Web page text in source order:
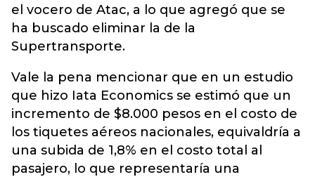
el vocero de Atac, a lo que agregó que se
ha buscado eliminar la de la
Supertransporte.
Vale la pena mencionar que en un estudio
que hizo Iata Economics se estimó que un
incremento de $8.000 pesos en el costo de
los tiquetes aéreos nacionales, equivaldría a
una subida de 1,8% en el costo total al
pasajero, lo que representaría una